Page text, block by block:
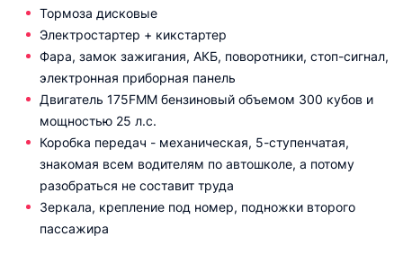
Тормоза дисковые
Электростартер + кикстартер
Фара, замок зажигания, АКБ, поворотники, стоп-сигнал,
электронная приборная панель
Двигатель 175FMM бензиновый объемом 300 кубов и
мощностью 25 л.с.
Коробка передач - механическая, 5-ступенчатая,
знакомая всем водителям по автошколе, а потому
разобраться не составит труда
Зеркала, крепление под номер, подножки второго
пассажира